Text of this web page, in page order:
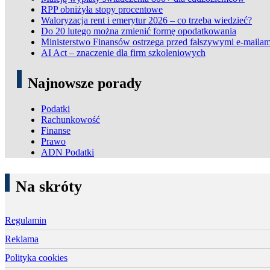
RPP obniżyła stopy procentowe
Waloryzacja rent i emerytur 2026 – co trzeba wiedzieć?
Do 20 lutego można zmienić formę opodatkowania
Ministerstwo Finansów ostrzega przed fałszywymi e-
AI Act – znaczenie dla firm szkoleniowych
Najnowsze porady
Podatki
Rachunkowość
Finanse
Prawo
ADN Podatki
Na skróty
Regulamin
Reklama
Polityka cookies